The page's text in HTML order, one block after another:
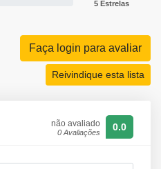
5 Estrelas
Faça login para avaliar
Reivindique esta lista
não avaliado
0 Avaliações 0.0